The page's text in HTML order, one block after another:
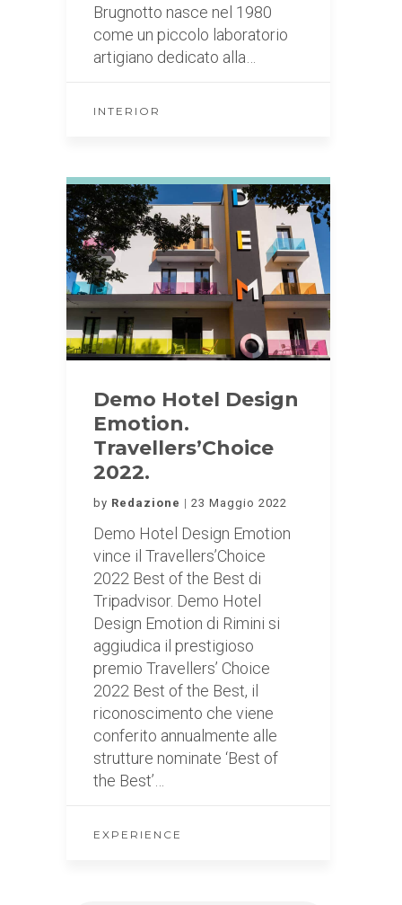
Brugnotto nasce nel 1980
come un piccolo laboratorio
artigiano dedicato alla…
INTERIOR
Demo Hotel Design
Emotion.
Travellers’Choice
2022.
by Redazione 23 Maggio 2022
Demo Hotel Design Emotion
vince il Travellers’Choice
2022 Best of the Best di
Tripadvisor. Demo Hotel
Design Emotion di Rimini si
aggiudica il prestigioso
premio Travellers’ Choice
2022 Best of the Best, il
riconoscimento che viene
conferito annualmente alle
strutture nominate ‘Best of
the Best’…
EXPERIENCE